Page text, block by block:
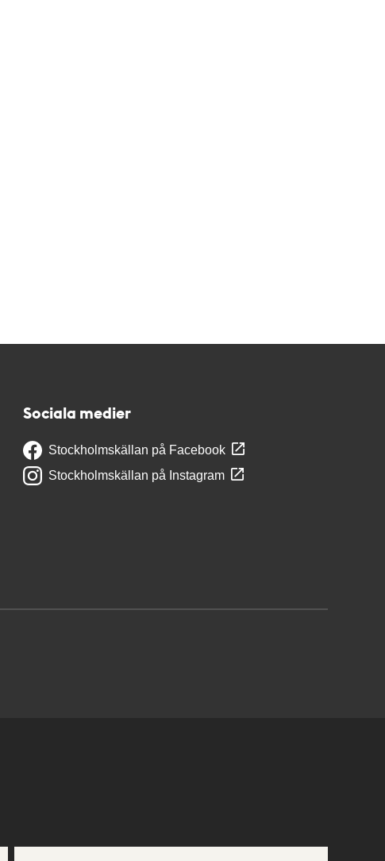
Sociala medier
Stockholmskällan på Facebook
Stockholmskällan på Instagram